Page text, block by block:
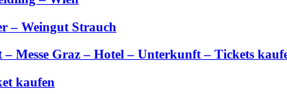
– Weingut Strauch
Messe Graz – Hotel – Unterkunft – Tickets
kaufen